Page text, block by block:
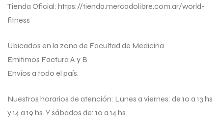
Tienda Oficial: https://tienda.mercadolibre.com.ar/world-
fitness
Ubicados en la zona de Facultad de Medicina
Emitimos Factura A y B
Envíos a todo el país.
Nuestros horarios de atención: Lunes a viernes: de 10 a 13 hs
y 14 a 19 hs. Y sábados de: 10 a 14 hs.